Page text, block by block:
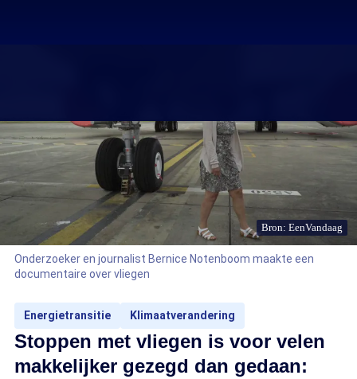
Bron: EenVandaag
Onderzoeker en journalist Bernice Notenboom maakte een
documentaire over vliegen
Energietransitie Klimaatverandering
Stoppen met vliegen is voor velen
makkelijker gezegd dan gedaan: